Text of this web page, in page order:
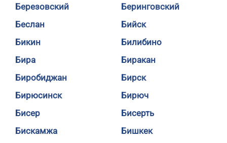
Березовский
Беринговский
Беслан
Бийск
Бикин
Билибино
Бира
Биракан
Биробиджан
Бирск
Бирюсинск
Бирюч
Бисер
Бисерть
Бискамжа
Бишкек